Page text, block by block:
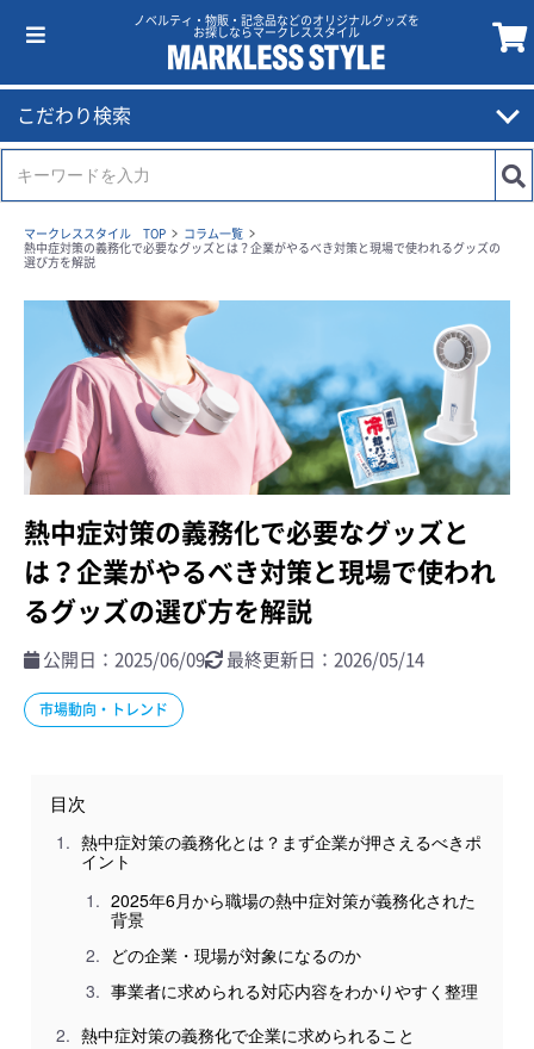
ノベルティ・物販・記念品などのオリジナルグッズを
お探しならマークレススタイル
こだわり検索
マークレススタイル TOP
コラム一覧
熱中症対策の義務化で必要なグッズとは？企業がやるべき対策と現場で使われるグッズの
選び方を解説
熱中症対策の義務化で必要なグッズと
は？企業がやるべき対策と現場で使われ
るグッズの選び方を解説
公開日：2025/06/09 最終更新日：2026/05/14
市場動向・トレンド
目次
熱中症対策の義務化とは？まず企業が押さえるべきポ
イント
2025年6月から職場の熱中症対策が義務化された
背景
どの企業・現場が対象になるのか
事業者に求められる対応内容をわかりやすく整理
熱中症対策の義務化で企業に求められること